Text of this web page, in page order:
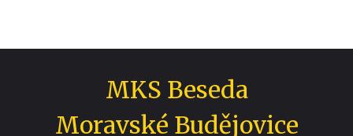
MKS Beseda
Moravské Budějovice